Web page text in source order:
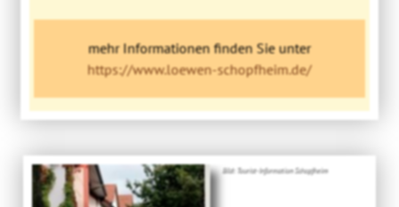
mehr Informationen finden Sie unter
https://www.loewen-schopfheim.de/
Bild: Tourist-Information Schopfheim